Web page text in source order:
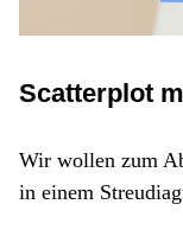
Scatterplot
Wir wollen zum
in einem